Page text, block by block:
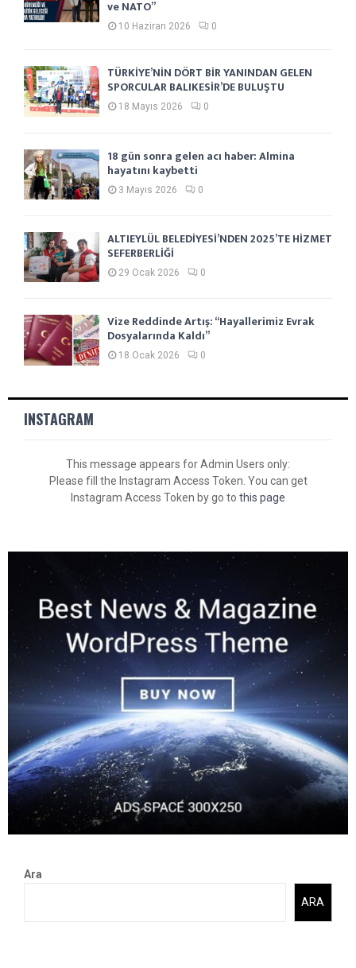
ve NATO”
10 Haziran 2026 0
TÜRKİYE’NİN DÖRT BİR YANINDAN GELEN
SPORCULAR BALIKESİR’DE BULUŞTU
18 Mayıs 2026 0
18 gün sonra gelen acı haber: Almina
hayatını kaybetti
3 Mayıs 2026 0
ALTIEYLÜL BELEDİYESİ’NDEN 2025’TE HİZMET
SEFERBERLİĞİ
29 Ocak 2026 0
Vize Reddinde Artış: “Hayallerimiz Evrak
Dosyalarında Kaldı”
18 Ocak 2026 0
INSTAGRAM
This message appears for Admin Users only:
Please fill the Instagram Access Token. You can get
Instagram Access Token by go to this page
Ara
ARA